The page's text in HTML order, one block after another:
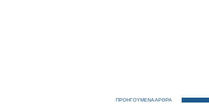
ΠΡΟΗΓΟΥΜΕΝΑ ΑΡΘΡΑ